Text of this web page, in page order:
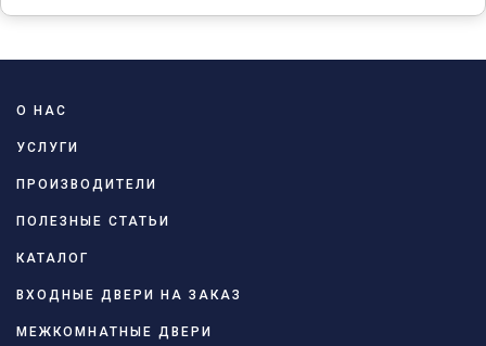
О НАС
УСЛУГИ
ПРОИЗВОДИТЕЛИ
ПОЛЕЗНЫЕ СТАТЬИ
КАТАЛОГ
ВХОДНЫЕ ДВЕРИ НА ЗАКАЗ
МЕЖКОМНАТНЫЕ ДВЕРИ